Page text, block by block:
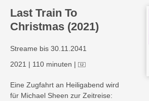
Last Train To
Christmas (2021)
Streame bis 30.11.2041
2021 | 110 minuten |
Eine Zugfahrt an Heiligabend wird
für Michael Sheen zur Zeitreise: